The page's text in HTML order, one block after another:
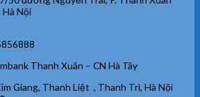
Hà Nội
Thanh Xuân – CN Hà Tây
Giang, Thanh Liệt , Thanh Trì, Hà Nội